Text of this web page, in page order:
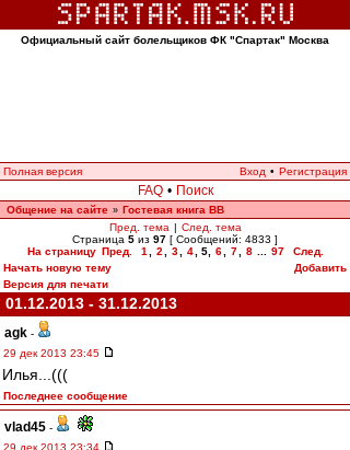
Официальный сайт болельщиков ФК "Спартак" Москва
Полная версия Вход • Регистрация
FAQ • Поиск
Общение на сайте » Гостевая книга ВВ
Пред. тема | След. тема
Страница 5 из 97 [ Сообщений: 4833 ]
На страницу Пред. 1 2 3 4 5, 6 7 8 97
След.
Начать новую тему
Добавить
Версия для печати
01.12.2013 - 31.12.2013
agk -
29 дек 2013 23:45
Илья...(((
Последнее сообщение
vlad45 -
29 дек 2013 23:34